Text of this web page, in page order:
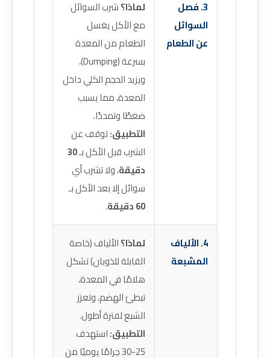
3. فصل
السوائل
عن الطعام
لماذا؟شرب السوائل
مع الأكل يغسل
الطعام من المعدة
بسرعة (Dumping)،
ويزيد الحجم الكلي داخل
المعدة، مما يسبب
ضغطًا وتمددًا.
التطبيق:توقف عن
الشرب قبل الأكل بـ30
دقيقة، ولا تشرب أي
سوائل إلا بعد الأكل بـ
60 دقيقة
.
4. الألياف
المشبعة
لماذا؟الألياف (خاصة
القابلة للذوبان) تشكل
هلامًا في المعدة،
تبطئ الهضم، وتعزز
الشبع لفترة أطول.
التطبيق:استهدف
25-30 جرامًا يوميًا من